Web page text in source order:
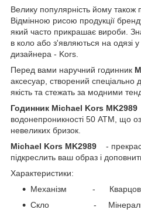
Велику популярність йому також
Відмінною рисою продукції
який часто прикрашає вироби.
в коло або з'являються на одязі у
дизайнера - Kors.
Перед вами наручний годинник
аксесуар, створений спеціально
якість та стежать за модними
Годинник Michael Kors MK2989
водонепроникності 50 АТМ, що
невеликих бризок.
Michael Kors MK2989 -
підкреслить ваш образ і
Характеристики:
Механізм -
Скло -